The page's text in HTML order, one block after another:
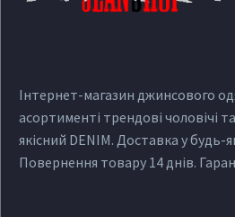
Інтернет-магазин джинсового
асортименті трендові чоловічі
якісний DENIM. Доставка у будь-
Повернення товару 14 днів.